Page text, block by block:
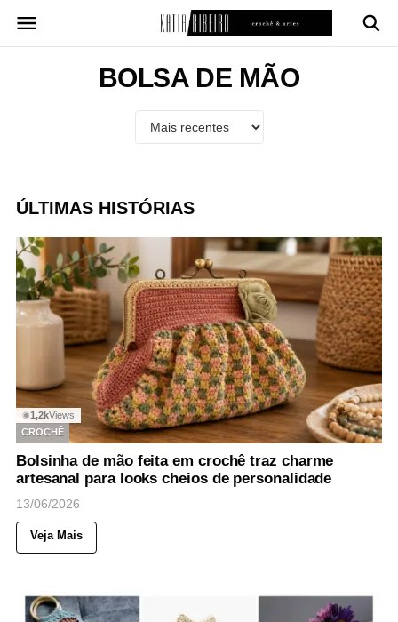
para
BOLSA DE MÃO
ÚLTIMAS HISTÓRIAS
◉1,2kViews
CROCHÊ
Bolsinha de mão feita em crochê traz charme
artesanal para looks cheios de personalidade
13/06/2026
Veja Mais